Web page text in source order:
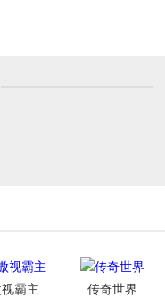
霸主 传奇世界